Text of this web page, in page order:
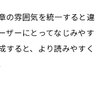
の雰囲気を統一すると違
ザーにとってなじみやす
すると、より読みやすく